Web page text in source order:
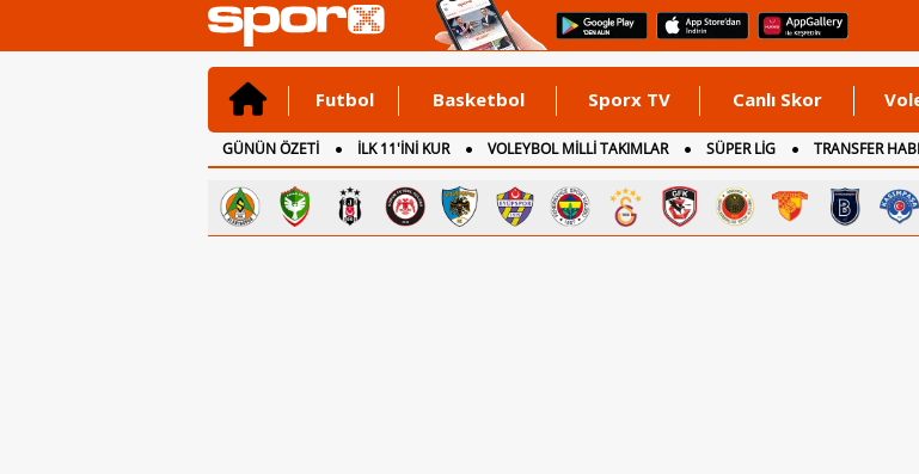
Futbol Basketbol Sporx TV Canlı Skor
GÜNÜN ÖZETİ İLK 11'İNİ KUR VOLEYBOL MİLLİ TAKIMLAR SÜPER LİG TRANSFER
CANLI ANLATIM
İNGİLTERE